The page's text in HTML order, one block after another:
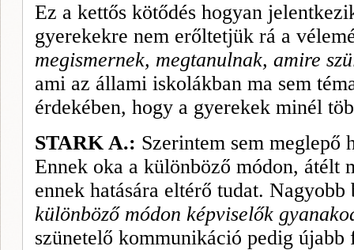
Ez a kettős kötődés hogyan
gyerekekre nem erőltetjük rá a
megismernek, megtanulnak, amire
ami az állami iskolákban ma sem
érdekében, hogy a gyerekek minél
STARK A.: Szerintem sem meglepő
Ennek oka a különböző módon, átélt
ennek hatására eltérő tudat.
különböző módon képviselők
szünetelő kommunikáció pedig újabb